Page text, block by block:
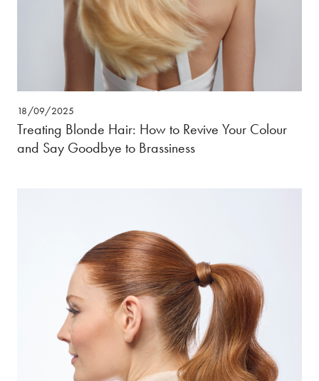
18/09/2025
Treating Blonde Hair: How to Revive Your Colour
and Say Goodbye to Brassiness